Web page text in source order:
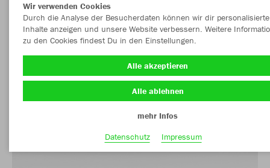
Wir verwenden Cookies
Durch die Analyse der Besucherdaten können wir dir personalisierte
Inhalte anzeigen und unsere Website verbessern. Weitere
zu den Cookies findest Du in den Einstellungen.
Alle akzeptieren
Alle ablehnen
mehr Infos
Datenschutz
Impressum